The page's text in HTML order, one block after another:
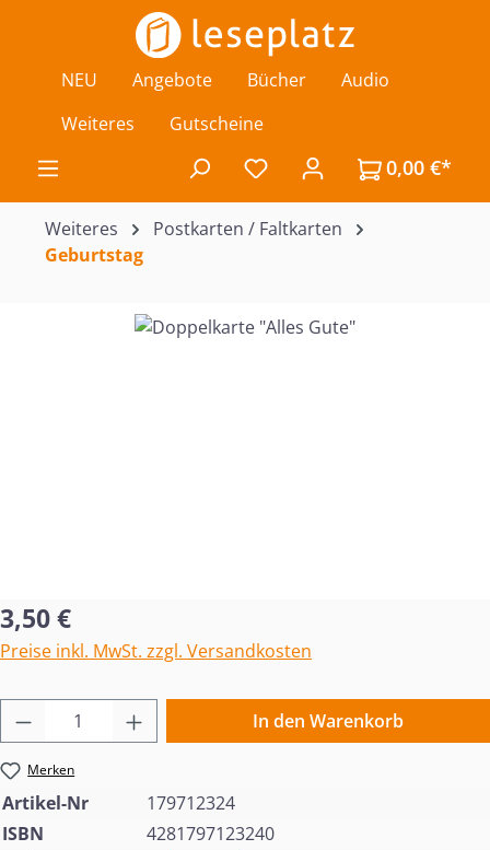
Zum Hauptinhalt springen
NEU Angebote Bücher
Audio
Weiteres
Gutscheine
Du hast 0 Produkte auf
0,00 €*
Weiteres
Postkarten / Faltkarten
Geburtstag
Bildergalerie überspringen
Regulärer Preis:
3,50 €
Preise inkl. MwSt. zzgl. Versandkosten
Produkt Anzahl: Gib den gewünschten
In den Warenkorb
Merken
Artikel-Nr
179712324
ISBN
4281797123240